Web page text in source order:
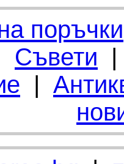
поръчки
Съвети
|